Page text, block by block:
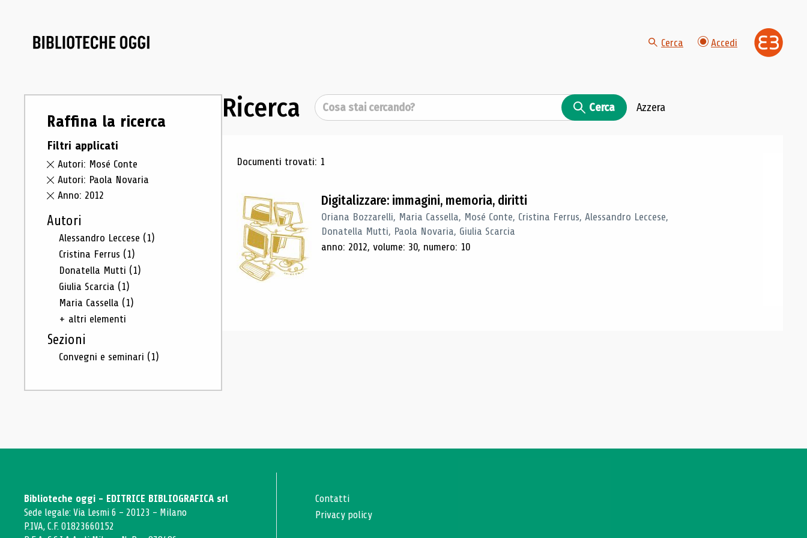
Cerca Accedi
Raffina la ricerca
Filtri applicati
Autori: Mosé Conte
Autori: Paola Novaria
Anno: 2012
Autori
Alessandro Leccese (1)
Cristina Ferrus (1)
Donatella Mutti (1)
Giulia Scarcia (1)
Maria Cassella (1)
+ altri elementi
Sezioni
Convegni e seminari (1)
Ricerca Cerca Cerca Azzera
Risultati di ricerca
Documenti trovati: 1
Digitalizzare: immagini, memoria, diritti
Oriana Bozzarelli, Maria Cassella, Mosé Conte, Cristina Ferrus, Alessandro Leccese,
Donatella Mutti, Paola Novaria, Giulia Scarcia
anno: 2012, volume: 30, numero: 10
Biblioteche oggi - EDITRICE BIBLIOGRAFICA srl
Sede legale: Via Lesmi 6 - 20123 - Milano
P.IVA, C.F. 01823660152
Contatti
Privacy policy